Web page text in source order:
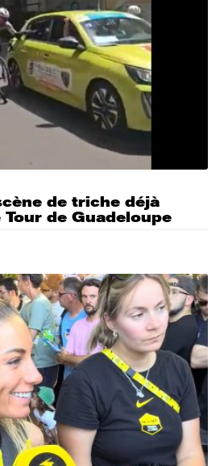
de triche déjà
de Guadeloupe